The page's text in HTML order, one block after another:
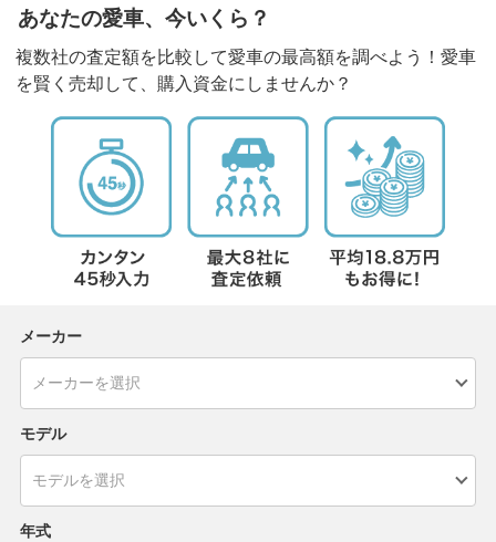
あなたの愛車、今いくら？
複数社の査定額を比較して愛車の最高額を調べよう！愛車
を賢く売却して、購入資金にしませんか？
メーカー
モデル
年式